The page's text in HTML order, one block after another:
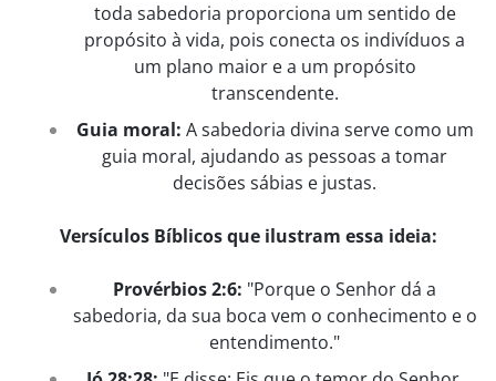
toda sabedoria proporciona um sentido de
propósito à vida, pois conecta os indivíduos a
um plano maior e a um propósito
transcendente.
Guia moral: A sabedoria divina serve como um
guia moral, ajudando as pessoas a tomar
decisões sábias e justas.
Versículos Bíblicos que ilustram essa ideia:
Provérbios 2:6: "Porque o Senhor dá a
sabedoria, da sua boca vem o conhecimento e o
entendimento."